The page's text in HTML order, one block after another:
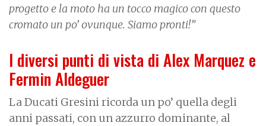
progetto e la moto ha un tocco magico con questo
cromato un po’ ovunque. Siamo pronti!”
I diversi punti di vista di Alex Marquez e
Fermin Aldeguer
La Ducati Gresini ricorda un po’ quella degli
anni passati, con un azzurro dominante, al